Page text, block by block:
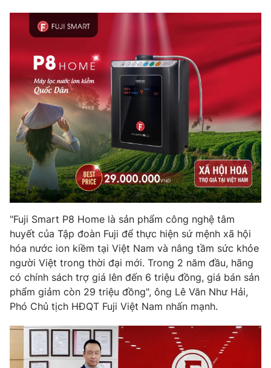
VTV4 Vươn mình bằng AI
VTV9 VTV8
Liên hệ tòa soạn English
THỜI BÁO VTV
Theo dõi báo trên
Cơ quan chủ quản:Đài Truyền hình Việt Nam
Cơ quan báo chí:Thời báo VTV
Giấy phép hoạt động báo in và báo điện tử số 483/GP-BTTTT
cấp ngày 29/12/2023
Tổng Biên tập:Vũ Thanh Thủy
Phó Tổng Biên tập:Nguyễn Thị Mỹ Hạnh, Phạm Quốc Thắng,
Tổng đài VTV:
024.38 355 931 - 024.38 355 932
Ðiện thoại Thời báo VTV: 024.66 897 897
"Fuji Smart P8 Home là sản phẩm công nghệ tâm
huyết của Tập đoàn Fuji để thực hiện sứ mệnh xã hội
hóa nước ion kiềm tại Việt Nam và nâng tầm sức khỏe
người Việt trong thời đại mới. Trong 2 năm đầu, hãng
có chính sách trợ giá lên đến 6 triệu đồng, giá bán sản
phẩm giảm còn 29 triệu đồng", ông Lê Văn Như Hải,
Phó Chủ tịch HĐQT Fuji Việt Nam nhấn mạnh.